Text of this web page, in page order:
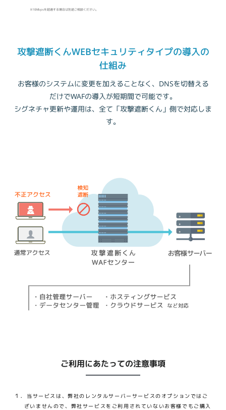
※10Mbpsを超過する場合は別途ご相談ください。
攻撃遮断くんWEBセキュリティタイプの導入の
仕組み
お客様のシステムに変更を加えることなく、DNSを切替える
だけでWAFの導入が短期間で可能です。
シグネチャ更新や運用は、全て「攻撃遮断くん」側で対応しま
す。
ご利用にあたっての注意事項
１．
当サービスは、弊社のレンタルサーバーサービスのオプションではご
ざいませんので、弊社サービスをご利用されていないお客様でもご購入